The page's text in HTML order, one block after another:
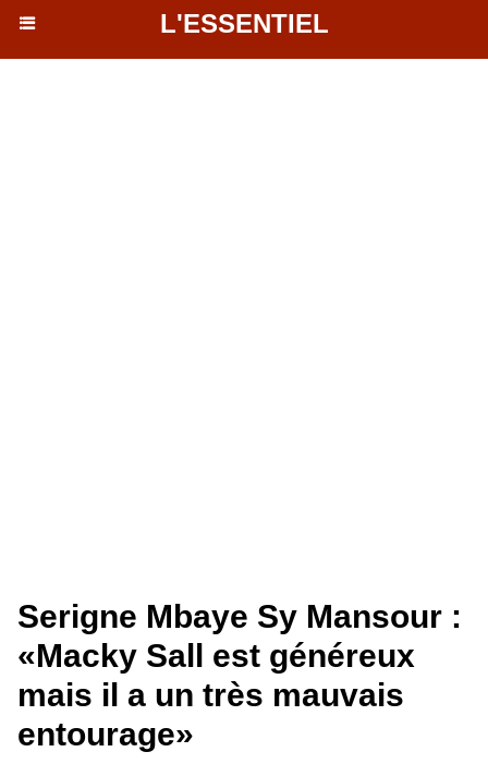
L'ESSENTIEL
Serigne Mbaye Sy Mansour :
«Macky Sall est généreux
mais il a un très mauvais
entourage»